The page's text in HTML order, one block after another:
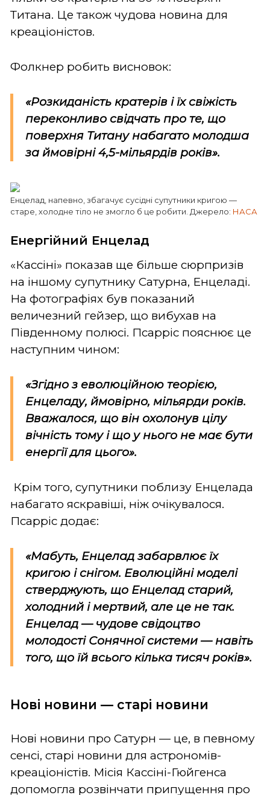
Титана. Це також чудова новина для
креаціоністов.
Фолкнер робить висновок:
«Розкиданість кратерів і їх свіжість
переконливо свідчать про те, що
поверхня Титану набагато молодша
за ймовірні 4,5-мільярдів років».
Енцелад, напевно, збагачує сусідні супутники кригою —
старе, холодне тіло не змогло б це робити. Джерело: НАСА
Енергійний Енцелад
«Кассіні» показав ще більше сюрпризів
на іншому супутнику Сатурна, Енцеладі.
На фотографіях був показаний
величезний гейзер, що вибухав на
Південному полюсі. Псарріс пояснює це
наступним чином:
«Згідно з еволюційною теорією,
Енцеладу, ймовірно, мільярди років.
Вважалося, що він охолонув цілу
вічність тому і що у нього не має бути
енергії для цього».
Крім того, супутники поблизу Енцелада
набагато яскравіші, ніж очікувалося.
Псарріс додає:
«Мабуть, Енцелад забарвлює їх
кригою і снігом. Еволюційні моделі
стверджують, що Енцелад старий,
холодний і мертвий, але це не так.
Енцелад — чудове свідоцтво
молодості Сонячної системи — навіть
того, що їй всього кілька тисяч років».
Нові новини — старі новини
Нові новини про Сатурн — це, в певному
сенсі, старі новини для астрономів-
креаціоністів. Місія Кассіні-Гюйгенса
допомогла розвінчати припущення про